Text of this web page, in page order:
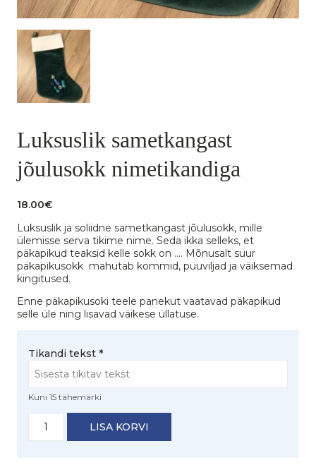
Luksuslik sametkangast
jõulusokk nimetikandiga
18.00€
Luksuslik ja soliidne sametkangast jõulusokk, mille
ülemisse serva tikime nime. Seda ikka selleks, et
päkapikud teaksid kelle sokk on …. Mõnusalt suur
päkapikusokk mahutab kommid, puuviljad ja väiksemad
kingitused.
Enne päkapikusoki teele panekut vaatavad päkapikud
selle üle ning lisavad väikese üllatuse.
Tikandi tekst *
Kuni 15 tähemärki
sametkangast
jõulusokk
LISA KORVI